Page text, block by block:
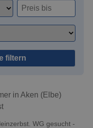
filtern
in Aken (Elbe)
WG gesucht -